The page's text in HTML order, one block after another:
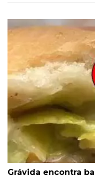
Grávida encontra